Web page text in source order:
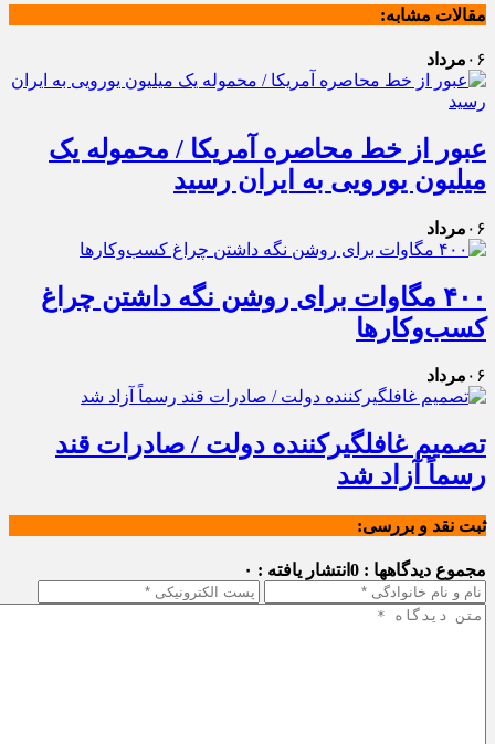
مقالات مشابه:
۰۶ مرداد
عبور از خط محاصره آمریکا / محموله یک
میلیون یورویی به ایران رسید
۰۶ مرداد
۴۰۰ مگاوات برای روشن نگه داشتن چراغ
کسب‌وکار‌ها
۰۶ مرداد
تصمیم غافلگیرکننده دولت / صادرات قند
رسماً آزاد شد
ثبت نقد و بررسی:
مجموع دیدگاهها : 0 انتشار یافته : ۰